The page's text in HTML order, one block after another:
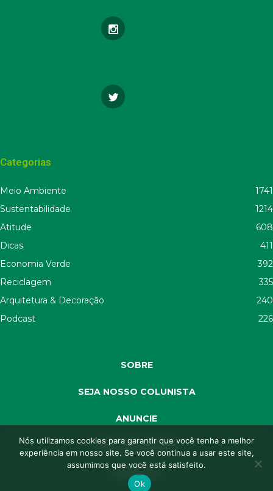
Categorias
Meio Ambiente
1741
Sustentabilidade
1214
Atitude
608
Dicas
411
Economia Verde
392
Reciclagem
335
Arquitetura & Decoração
240
Podcast
226
SOBRE
SEJA NOSSO COLUNISTA
ANUNCIE
SEJA APOIADOR
CONTATO
Nós utilizamos cookies para garantir que você tenha a melhor
experiência em nosso site. Se você continua a usar este site,
assumimos que você está satisfeito.
Ok